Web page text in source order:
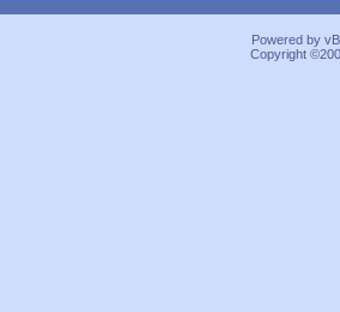
Powered by
Copyright